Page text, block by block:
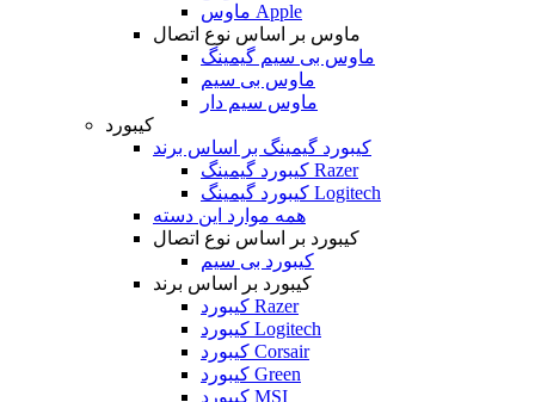
ماوس Apple
ماوس بر اساس نوع اتصال
ماوس بی سیم گیمینگ
ماوس بی سیم
ماوس سیم دار
کیبورد
کیبورد گیمینگ بر اساس برند
کیبورد گیمینگ Razer
کیبورد گیمینگ Logitech
همه موارد این دسته
کیبورد بر اساس نوع اتصال
کیبورد بی سیم
کیبورد بر اساس برند
کیبورد Razer
کیبورد Logitech
کیبورد Corsair
کیبورد Green
کیبورد MSI